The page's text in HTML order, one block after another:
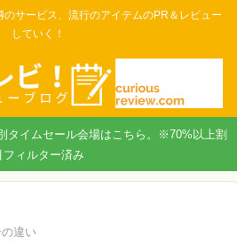
サービス、流行のアイテムのPR＆レビュー
していく！
タイムセール会場はこちら。※70%以上割
フィルター済み
違い